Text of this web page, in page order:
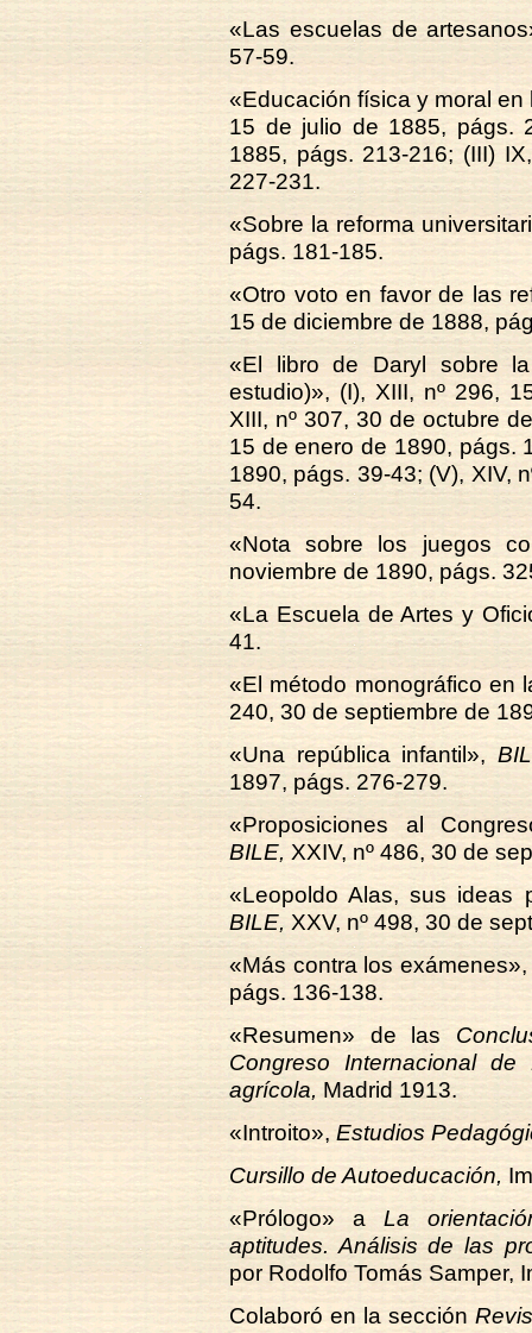
«Las escuelas de
57-59.
«Educación física y moral
15 de julio de 1885, págs.
1885, págs. 213-216; (III)
227-231.
«Sobre la reforma
págs. 181-185.
«Otro voto en favor de las
15 de diciembre de 1888,
«El libro de Daryl sobre
estudio)», (I), XIII, nº 296,
XIII, nº 307, 30 de octubre
15 de enero de 1890, págs.
1890, págs. 39-43; (V), XIV,
54.
«Nota sobre los juegos
noviembre de 1890, págs.
«La Escuela de Artes y
41.
«El método monográfico en
240, 30 de septiembre de
«Una república infantil»,
1897, págs. 276-279.
«Proposiciones al
BILE, XXIV, nº 486, 30 de
«Leopoldo Alas, sus ideas
BILE, XXV, nº 498, 30 de
«Más contra los
págs. 136-138.
«Resumen» de las
Congreso Internacional
agrícola, Madrid 1913.
«Introito»,Estudios
Cursillo de Autoeducación,
«Prólogo» a La
aptitudes. Análisis de las
por Rodolfo Tomás Samper,
Colaboró en la sección